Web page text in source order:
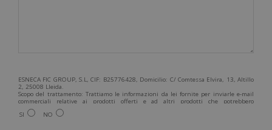
ESNECA FIC GROUP, S.L, CIF: B25776428, Domicilio: C/ Comtessa Elvira, 13, Altillo
2, 25008 Lleida.
Scopo del trattamento: Trattiamo le informazioni da lei fornite per inviarle e-mail
commerciali relative ai prodotti offerti e ad altri prodotti che potrebbero
interessarla. Legittimazione del trattamento: Consenso dell'interessato. Diritti:
Può esercitare i suoi diritti identificandosi sufficientemente e contattandoci
SI NO